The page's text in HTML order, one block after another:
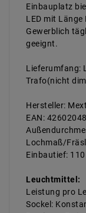
Einbauplatz
LED mit
Gewerblich
geeignt.
Lieferumfang:
Trafo(nicht
Hersteller:
EAN:
Lochmaß/
Einbautief:
Leuchtmittel:
Leistung pro
Sockel: